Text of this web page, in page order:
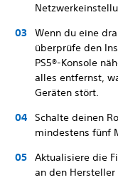
Wenn du eine
überprüfe den
PS5®-Konsole
alles entfernst,
Geräten stört.
Schalte deinen
mindestens fünf
Aktualisiere die
an den